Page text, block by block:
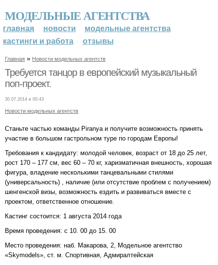
МОДЕЛЬНЫЕ АГЕНТСТВА
главная новости
модельные агентства
кастинги и работа
отзывы
Главная » Новости модельных агентств
Требуется танцор в европейский музыкальный
поп-проект.
30.07.2014 в 00:43
Новости модельных агентств
Станьте частью команды Piranya и получите возможность принять
участие в большом гастрольном туре по городам Европы!
Требования к кандидату: молодой человек, возраст от 18 до 25 лет,
рост 170 – 177 см, вес 60 – 70 кг, харизматичная внешность, хорошая
фигура, владение несколькими танцевальными стилями
(универсальность) , наличие (или отсутствие проблем с получением)
шенгенской визы, возможность ездить и развиваться вместе с
проектом, ответственное отношение.
Кастинг состоится: 1 августа 2014 года
Время проведения: с 10. 00 до 15. 00
Место проведения: наб. Макарова, 2, Модельное агентство
«Skymodels», ст. м. Спортивная, Адмиралтейская